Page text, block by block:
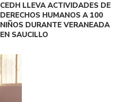
CEDH LLEVA ACTIVIDADES DE
DERECHOS HUMANOS A 100
NIÑOS DURANTE VERANEADA
EN SAUCILLO